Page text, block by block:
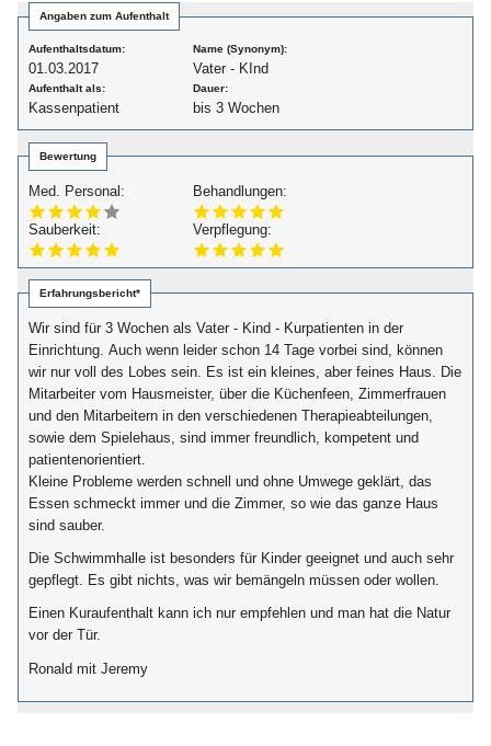
Angaben zum Aufenthalt
Aufenthaltsdatum:
01.03.2017
Name (Synonym):
Vater - KInd
Aufenthalt als:
Kassenpatient
Dauer:
bis 3 Wochen
Bewertung
Med. Personal: Behandlungen:
Sauberkeit: Verpflegung:
Erfahrungsbericht*
Wir sind für 3 Wochen als Vater - Kind - Kurpatienten in der
Einrichtung. Auch wenn leider schon 14 Tage vorbei sind, können
wir nur voll des Lobes sein. Es ist ein kleines, aber feines Haus. Die
Mitarbeiter vom Hausmeister, über die Küchenfeen, Zimmerfrauen
und den Mitarbeitern in den verschiedenen Therapieabteilungen,
sowie dem Spielehaus, sind immer freundlich, kompetent und
patientenorientiert.
Kleine Probleme werden schnell und ohne Umwege geklärt, das
Essen schmeckt immer und die Zimmer, so wie das ganze Haus
sind sauber.
Die Schwimmhalle ist besonders für Kinder geeignet und auch sehr
gepflegt. Es gibt nichts, was wir bemängeln müssen oder wollen.
Einen Kuraufenthalt kann ich nur empfehlen und man hat die Natur
vor der Tür.
Ronald mit Jeremy